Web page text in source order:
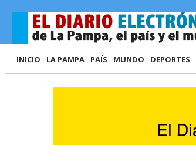
INICIO LA PAMPA PAÍS MUNDO DEPORTES